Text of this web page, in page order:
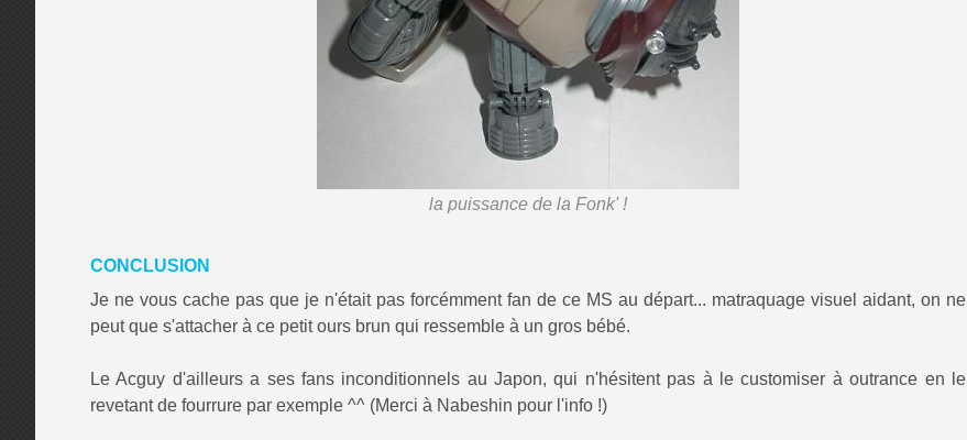
la puissance de la Fonk' !
CONCLUSION
Je ne vous cache pas que je n'était pas forcémment fan de ce MS au départ... matraquage visuel aidant, on ne
peut que s'attacher à ce petit ours brun qui ressemble à un gros bébé.
Le Acguy d'ailleurs a ses fans inconditionnels au Japon, qui n'hésitent pas à le customiser à outrance en le
revetant de fourrure par exemple ^^ (Merci à Nabeshin pour l'info !)